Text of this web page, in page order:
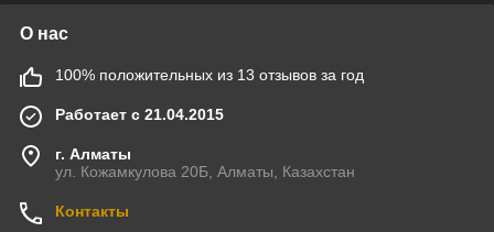
О нас
100% положительных из 13 отзывов за год
Работает с 21.04.2015
г. Алматы
ул. Кожамкулова 20Б, Алматы, Казахстан
Контакты